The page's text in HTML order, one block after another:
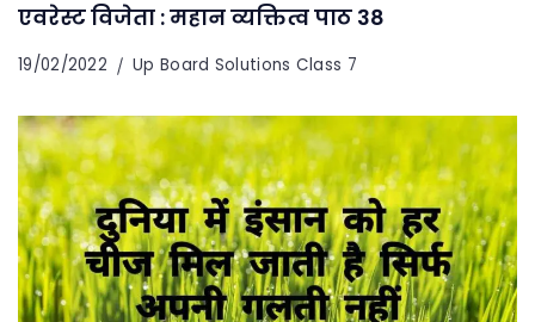
एवरेस्ट विजेता : महान व्यक्तित्व पाठ 38
19/02/2022 Up Board Solutions Class 7